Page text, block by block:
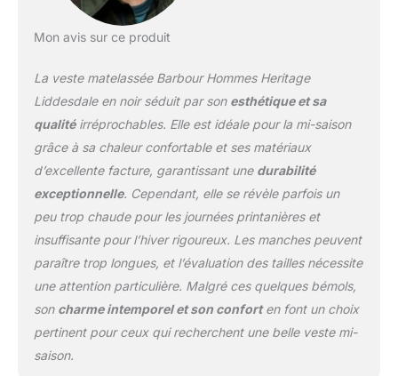
Mon avis sur ce produit
La veste matelassée Barbour Hommes Heritage
Liddesdale en noir séduit par son esthétique et sa
qualitéirréprochables. Elle est idéale pour la mi-saison
grâce à sa chaleur confortable et ses matériaux
d’excellente facture, garantissant une durabilité
exceptionnelle. Cependant, elle se révèle parfois un
peu trop chaude pour les journées printanières et
insuffisante pour l’hiver rigoureux. Les manches peuvent
paraître trop longues, et l’évaluation des tailles nécessite
une attention particulière. Malgré ces quelques bémols,
son charme intemporel et son conforten font un choix
pertinent pour ceux qui recherchent une belle veste mi-
saison.